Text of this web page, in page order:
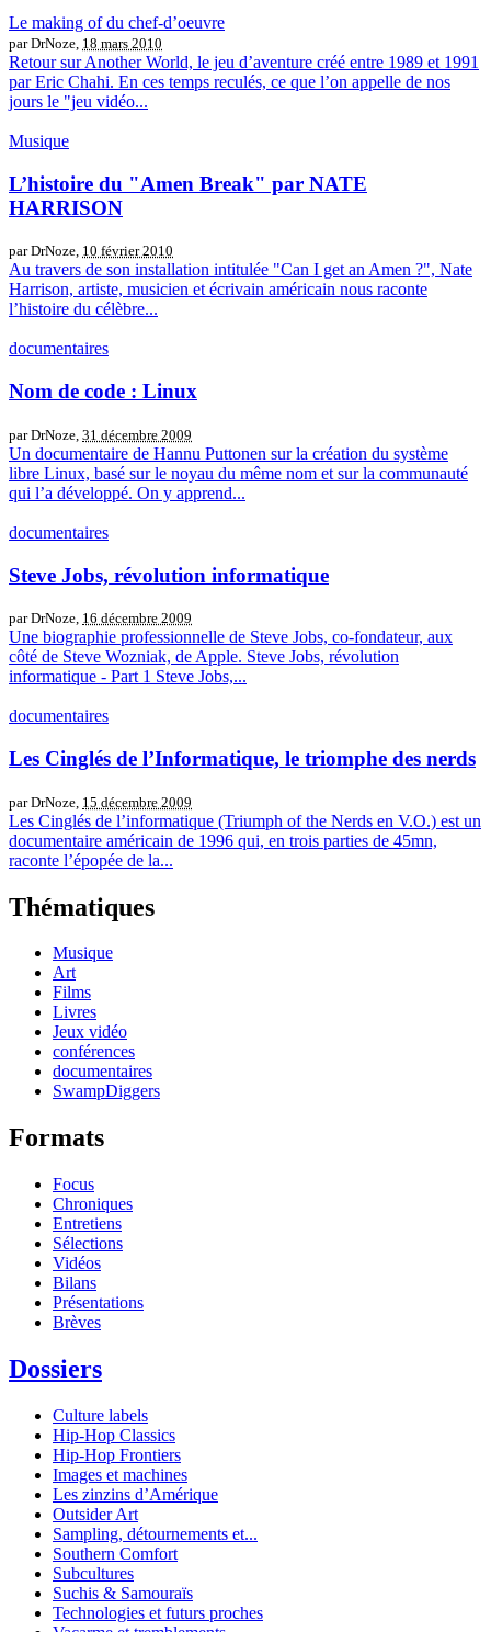
Le making of du chef-d’oeuvre
par DrNoze, 18 mars 2010
Retour sur Another World, le jeu d’aventure créé entre 1989 et 1991
par Eric Chahi. En ces temps reculés, ce que l’on appelle de nos
jours le "jeu vidéo...
Musique
L’histoire du "Amen Break" par NATE
HARRISON
par DrNoze, 10 février 2010
Au travers de son installation intitulée "Can I get an Amen ?", Nate
Harrison, artiste, musicien et écrivain américain nous raconte
l’histoire du célèbre...
documentaires
Nom de code : Linux
par DrNoze, 31 décembre 2009
Un documentaire de Hannu Puttonen sur la création du système
libre Linux, basé sur le noyau du même nom et sur la communauté
qui l’a développé. On y apprend...
documentaires
Steve Jobs, révolution informatique
par DrNoze, 16 décembre 2009
Une biographie professionnelle de Steve Jobs, co-fondateur, aux
côté de Steve Wozniak, de Apple. Steve Jobs, révolution
informatique - Part 1 Steve Jobs,...
documentaires
Les Cinglés de l’Informatique, le triomphe des nerds
par DrNoze, 15 décembre 2009
Les Cinglés de l’informatique (Triumph of the Nerds en V.O.) est un
documentaire américain de 1996 qui, en trois parties de 45mn,
raconte l’épopée de la...
Thématiques
Musique
Art
Films
Livres
Jeux vidéo
conférences
documentaires
SwampDiggers
Formats
Focus
Chroniques
Entretiens
Sélections
Vidéos
Bilans
Présentations
Brèves
Dossiers
Culture labels
Hip-Hop Classics
Hip-Hop Frontiers
Images et machines
Les zinzins d’Amérique
Outsider Art
Sampling, détournements et...
Southern Comfort
Subcultures
Suchis & Samouraïs
Technologies et futurs proches